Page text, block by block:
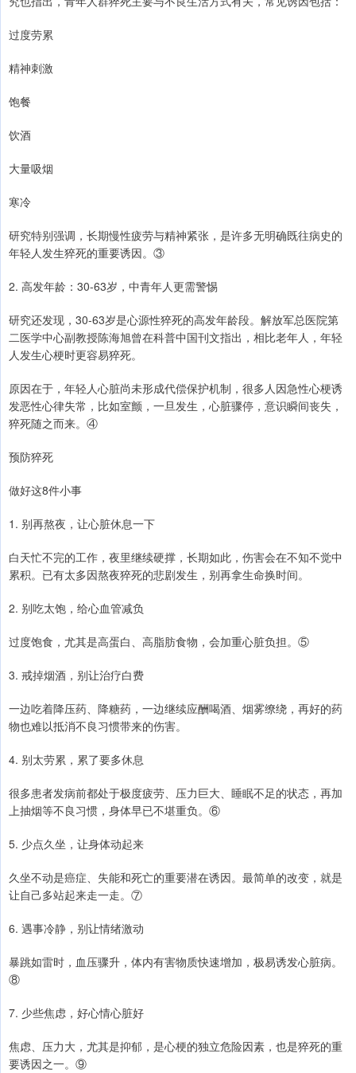
过度劳累
精神刺激
饱餐
饮酒
大量吸烟
寒冷
研究特别强调，长期慢性疲劳与精神紧张，是许多无明确既往病史的
年轻人发生猝死的重要诱因。③
2. 高发年龄：30-63岁，中青年人更需警惕
研究还发现，30-63岁是心源性猝死的高发年龄段。解放军总医院第
二医学中心副教授陈海旭曾在科普中国刊文指出，相比老年人，年轻
人发生心梗时更容易猝死。
原因在于，年轻人心脏尚未形成代偿保护机制，很多人因急性心梗诱
发恶性心律失常，比如室颤，一旦发生，心脏骤停，意识瞬间丧失，
猝死随之而来。④
预防猝死
做好这8件小事
1. 别再熬夜，让心脏休息一下
白天忙不完的工作，夜里继续硬撑，长期如此，伤害会在不知不觉中
累积。已有太多因熬夜猝死的悲剧发生，别再拿生命换时间。
2. 别吃太饱，给心血管减负
过度饱食，尤其是高蛋白、高脂肪食物，会加重心脏负担。⑤
3. 戒掉烟酒，别让治疗白费
一边吃着降压药、降糖药，一边继续应酬喝酒、烟雾缭绕，再好的药
物也难以抵消不良习惯带来的伤害。
4. 别太劳累，累了要多休息
很多患者发病前都处于极度疲劳、压力巨大、睡眠不足的状态，再加
上抽烟等不良习惯，身体早已不堪重负。⑥
5. 少点久坐，让身体动起来
久坐不动是癌症、失能和死亡的重要潜在诱因。最简单的改变，就是
让自己多站起来走一走。⑦
6. 遇事冷静，别让情绪激动
暴跳如雷时，血压骤升，体内有害物质快速增加，极易诱发心脏病。
⑧
7. 少些焦虑，好心情心脏好
焦虑、压力大，尤其是抑郁，是心梗的独立危险因素，也是猝死的重
要诱因之一。⑨